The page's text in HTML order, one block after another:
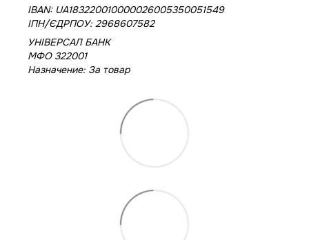
IBAN: UA183220010000026005350051549
IПН/ЄДРПОУ: 2968607582
УНІВЕРСАЛ БАНК
МФО 322001
Назначение: За товар